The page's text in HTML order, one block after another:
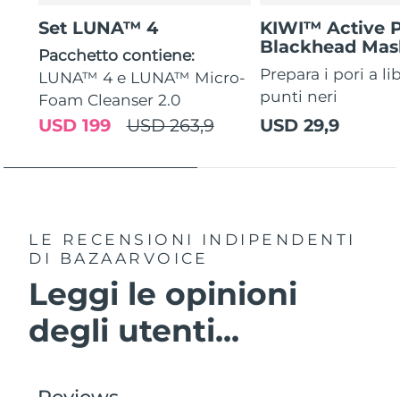
Set LUNA™ 4
Pacchetto contiene:
LUNA™ 4 e LUNA™ Micro-
Foam Cleanser 2.0
USD 263,9
USD 199
KIWI™ Active
Blackhead
Prepara i pori a
punti neri
USD 29,9
LE RECENSIONI INDIPENDENTI
DI BAZAARVOICE
Leggi le opinioni
degli utenti...